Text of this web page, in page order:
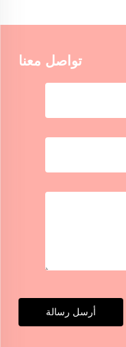
مساحة صغيرة أولاً للتوافق.
تواصل معنا
أرسل رسالة